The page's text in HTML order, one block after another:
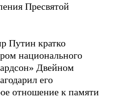
Пресвятой
Путин кратко
национального
Двейном
его
отношение к памяти